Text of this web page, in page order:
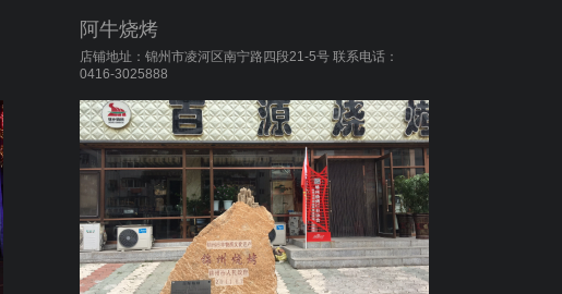
阿牛烧烤
店铺地址：锦州市凌河区南宁路四段21-5号 联系电话：
0416-3025888